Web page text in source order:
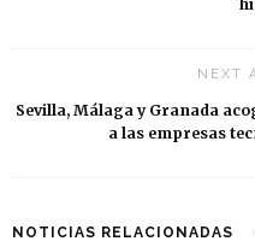
NEXT
Sevilla, Málaga y Granada
a las empresas
NOTICIAS RELACIONADAS